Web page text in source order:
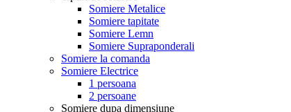
Somiere Metalice
Somiere tapitate
Somiere Lemn
Somiere Supraponderali
Somiere la comanda
Somiere Electrice
1 persoana
2 persoane
Somiere dupa dimensiune